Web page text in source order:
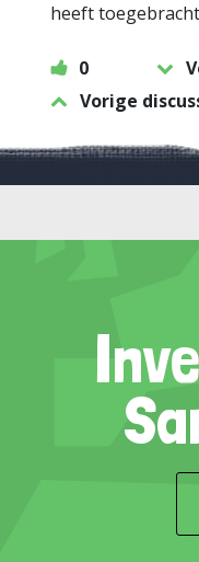
heeft
0
Vorige